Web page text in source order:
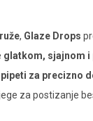
, Glaze Drops
glatkom, sjajnom i
pipeti za precizno
za postizanje